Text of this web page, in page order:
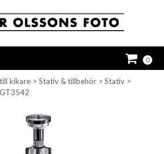
0
kikare > Stativ & tillbehör > Stativ >